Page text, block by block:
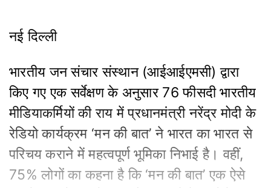
नई दिल्ली
भारतीय जन संचार संस्थान (आईआईएमसी) द्वारा
किए गए एक सर्वेक्षण के अनुसार 76 फीसदी भारतीय
मीडियाकर्मियों की राय में प्रधानमंत्री नरेंद्र मोदी के
रेडियो कार्यक्रम ‘मन की बात’ ने भारत का भारत से
परिचय कराने में महत्वपूर्ण भूमिका निभाई है। वहीं,
75% लोगों का कहना है कि ‘मन की बात’ एक ऐसे